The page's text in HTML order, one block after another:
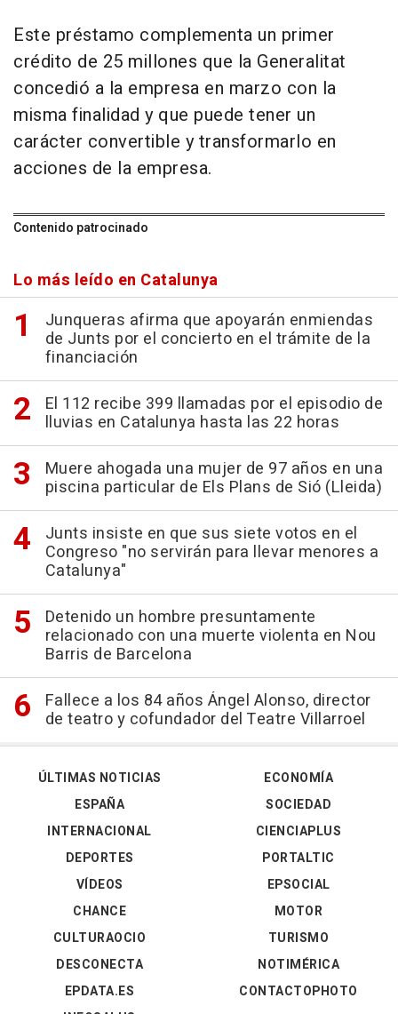
Este préstamo complementa un primer
crédito de 25 millones que la Generalitat
concedió a la empresa en marzo con la
misma finalidad y que puede tener un
carácter convertible y transformarlo en
acciones de la empresa.
Contenido patrocinado
Lo más leído en Catalunya
Junqueras afirma que apoyarán enmiendas
de Junts por el concierto en el trámite de la
financiación
El 112 recibe 399 llamadas por el episodio de
lluvias en Catalunya hasta las 22 horas
Muere ahogada una mujer de 97 años en una
piscina particular de Els Plans de Sió (Lleida)
Junts insiste en que sus siete votos en el
Congreso "no servirán para llevar menores a
Catalunya"
Detenido un hombre presuntamente
relacionado con una muerte violenta en Nou
Barris de Barcelona
Fallece a los 84 años Ángel Alonso, director
de teatro y cofundador del Teatre Villarroel
ÚLTIMAS NOTICIAS
ESPAÑA
INTERNACIONAL
DEPORTES
VÍDEOS
ECONOMÍA
SOCIEDAD
CIENCIAPLUS
PORTALTIC
EPSOCIAL
CHANCE
CULTURAOCIO
DESCONECTA
EPDATA.ES
MOTOR
TURISMO
NOTIMÉRICA
CONTACTOPHOTO